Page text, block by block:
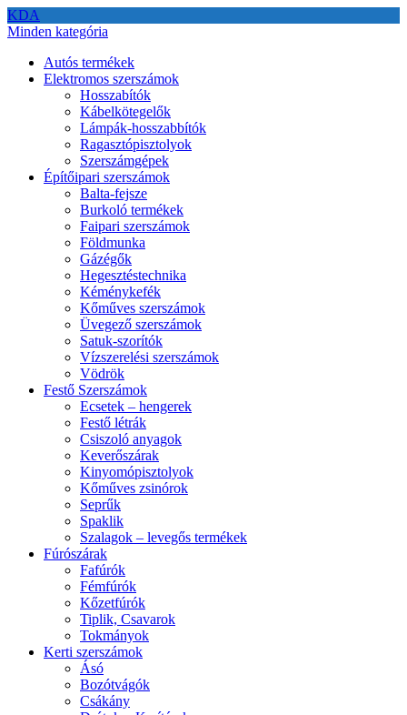
KDA
Minden kategória
Autós termékek
Elektromos szerszámok
Hosszabítók
Kábelkötegelők
Lámpák-hosszabbítók
Ragasztópisztolyok
Szerszámgépek
Építőipari szerszámok
Balta-fejsze
Burkoló termékek
Faipari szerszámok
Földmunka
Gázégők
Hegesztéstechnika
Kéménykefék
Kőműves szerszámok
Üvegező szerszámok
Satuk-szorítók
Vízszerelési szerszámok
Vödrök
Festő Szerszámok
Ecsetek – hengerek
Festő létrák
Csiszoló anyagok
Keverőszárak
Kinyomópisztolyok
Kőműves zsinórok
Seprűk
Spaklik
Szalagok – levegős termékek
Fúrószárak
Fafúrók
Fémfúrók
Kőzetfúrók
Tiplik, Csavarok
Tokmányok
Kerti szerszámok
Ásó
Bozótvágók
Csákány